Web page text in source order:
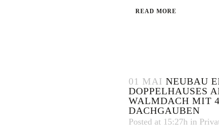
READ MORE
01 MAI NEUBAU
DOPPELHAUSES
WALMDACH MIT
DACHGAUBEN
Posted at 15:27h in